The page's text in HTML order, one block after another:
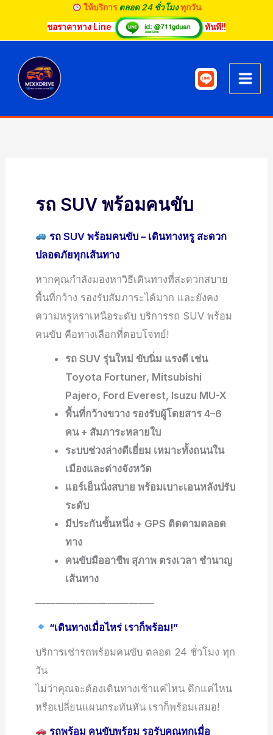
ให้บริการตลอด 24 ชั่วโมงทุกวัน
ขอราคาทาง Line ทันที!!
รถ SUV พร้อมคนขับ
รถ SUV พร้อมคนขับ – เดินทางหรู สะดวก
ปลอดภัยทุกเส้นทาง
หากคุณกำลังมองหาวิธีเดินทางที่สะดวกสบาย
พื้นที่กว้าง รองรับสัมภาระได้มาก และยังคง
ความหรูหราเหนือระดับ บริการรถ SUV พร้อม
คนขับ คือทางเลือกที่ตอบโจทย์!
รถ SUV รุ่นใหม่ ขับนิ่ม แรงดี เช่น
Toyota Fortuner, Mitsubishi
Pajero, Ford Everest, Isuzu MU-X
พื้นที่กว้างขวาง รองรับผู้โดยสาร 4–6
คน + สัมภาระหลายใบ
ระบบช่วงล่างดีเยี่ยม เหมาะทั้งถนนใน
เมืองและต่างจังหวัด
แอร์เย็นนั่งสบาย พร้อมเบาะเอนหลังปรับ
ระดับ
มีประกันชั้นหนึ่ง + GPS ติดตามตลอด
ทาง
คนขับมืออาชีพ สุภาพ ตรงเวลา ชำนาญ
เส้นทาง
———————————–
“เดินทางเมื่อไหร่ เราก็พร้อม!”
บริการเช่ารถพร้อมคนขับ ตลอด 24 ชั่วโมง ทุก
วัน
ไม่ว่าคุณจะต้องเดินทางเช้าแค่ไหน ดึกแค่ไหน
หรือเปลี่ยนแผนกระทันหัน เราก็พร้อมเสมอ!
รถพร้อม คนขับพร้อม รอรับคุณทุกเมื่อ